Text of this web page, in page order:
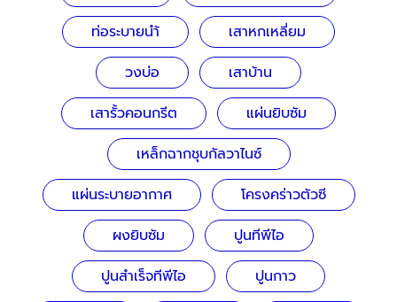
ท่อระบายนำ้
เสาหกเหลี่ยม
วงบ่อ
เสาบ้าน
เสารั้วคอนกรีต
แผ่นยิบซัม
เหล็กฉากชุบกัลวาไนซ์
แผ่นระบายอากาศ
โครงคร่าวตัวซี
ผงยิบซัม
ปูนทีพีไอ
ปูนสำเร็จทีพีไอ
ปูนกาว